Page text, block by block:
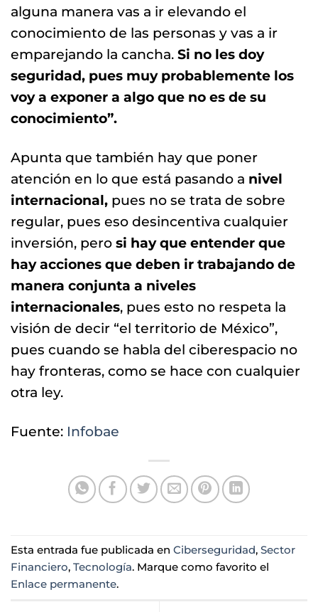
alguna manera vas a ir elevando el
conocimiento de las personas y vas a ir
emparejando la cancha. Si no les doy
seguridad, pues muy probablemente los
voy a exponer a algo que no es de su
conocimiento”.
Apunta que también hay que poner
atención en lo que está pasando a nivel
internacional, pues no se trata de sobre
regular, pues eso desincentiva cualquier
inversión, pero si hay que entender que
hay acciones que deben ir trabajando de
manera conjunta a niveles
internacionales, pues esto no respeta la
visión de decir “el territorio de México”,
pues cuando se habla del ciberespacio no
hay fronteras, como se hace con cualquier
otra ley.
Fuente: Infobae
Esta entrada fue publicada en Ciberseguridad, Sector
Financiero, Tecnología. Marque como favorito el
Enlace permanente.